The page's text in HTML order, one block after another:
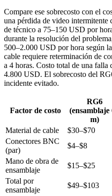
Compare ese sobrecosto con el
una pérdida de video intermitente
de técnico a 75–150 USD por
durante la resolución del
500–2.000 USD por hora según
cable requiere reterminación de
a 4 horas. Costo total de una
4.800 USD. El sobrecosto del
incidente evitado.
Factor de costo
RG6
(ensamblaje
m)
Material de cable $30–$70
Conectores BNC
(par)
$4–$8
Mano de obra de
ensamblaje
$15–$25
Total por
ensamblaje
$49–$103